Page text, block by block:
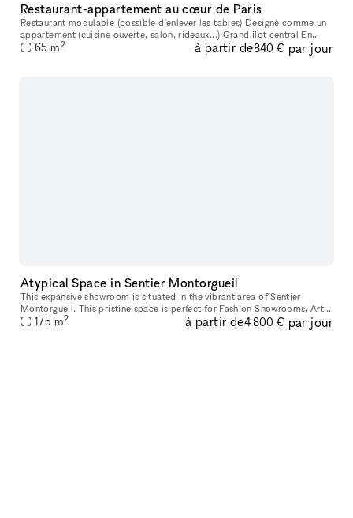
Restaurant-appartement au cœur de Paris
Restaurant modulable (possible d'enlever les tables) Designé comme un
appartement (cuisine ouverte, salon, rideaux...) Grand îlot central En
plein cœur de Paris (entre Sentier et Bonne Nouvelle) Cuis
65 m2 à partir de840 € par jour
Atypical Space in Sentier Montorgueil
This expansive showroom is situated in the vibrant area of Sentier
Montorgueil. This pristine space is perfect for Fashion Showrooms, Art
Exhibitions and Private Events. This is a 2
175 m2 à partir de4 800 € par jour